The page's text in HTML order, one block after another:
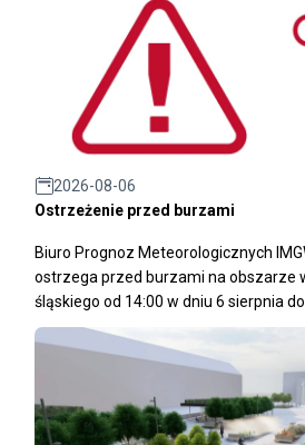
2026-08-06
Ostrzeżenie przed burzami
Biuro Prognoz Meteorologicznych
ostrzega przed burzami na obszarze
śląskiego od 14:00 w dniu 6 sierpnia